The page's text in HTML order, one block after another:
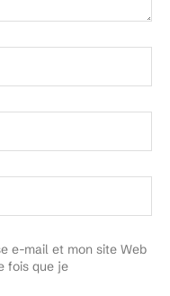
e-mail et mon site Web
fois que je